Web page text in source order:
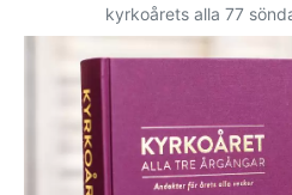
kyrkoårets alla 77